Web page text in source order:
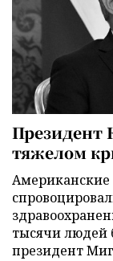
Президент
тяжелом
Американские
тысячи людей
президент